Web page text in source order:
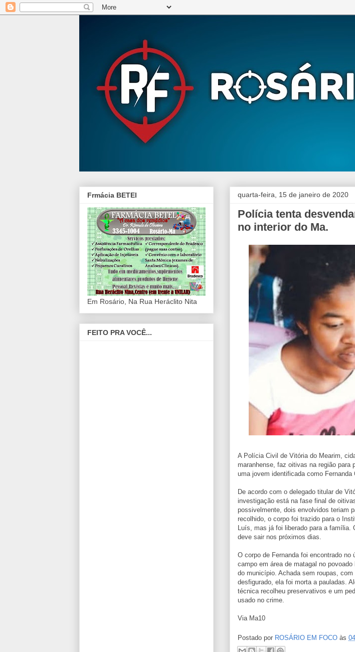
quarta-feira, 15 de janeiro de 2020
Polícia tenta
no interior do Ma.
A Polícia Civil de Vitória do Mearim,
maranhense, faz oitivas na região para
uma jovem identificada como Fernanda
De acordo com o delegado titular de
investigação está na fase final de
possivelmente, dois envolvidos teriam
recolhido, o corpo foi trazido para o
Luís, mas já foi liberado para a família.
deve sair nos próximos dias.
O corpo de Fernanda foi encontrado no
campo em área de matagal no
do município. Achada sem roupas,
desfigurado, ela foi morta a pauladas.
técnica recolheu preservativos e um
usado no crime.
Via Ma10
Postado por ROSÁRIO EM FOCO às
Frmácia BETEl
Em Rosário, Na Rua Heráclito Nita
FEITO PRA VOCÊ...